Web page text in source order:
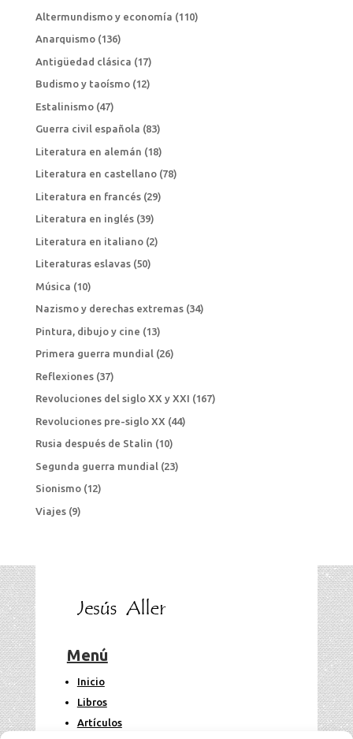
Altermundismo y economía (110)
Anarquismo(136)
Antigüedad clásica (17)
Budismo y taoísmo(12)
Estalinismo(47)
Guerra civil española (83)
Literatura en alemán (18)
Literatura en castellano(78)
Literatura en francés(29)
Literatura en inglés(39)
Literatura en italiano(2)
Literaturas eslavas(50)
Música (10)
Nazismo y derechas extremas(34)
Pintura, dibujo y cine (13)
Primera guerra mundial(26)
Reflexiones(37)
Revoluciones del siglo XX y XXI (167)
Revoluciones pre-siglo XX (44)
Rusia después de Stalin (10)
Segunda guerra mundial (23)
Sionismo(12)
Viajes(9)
Menú
Inicio
Libros
Artículos